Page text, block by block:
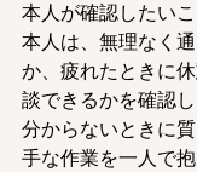
本人が確認したいこ
本人は、無理なく
か、疲れたときに
談できるかを確認
分からないときに
手な作業を一人で